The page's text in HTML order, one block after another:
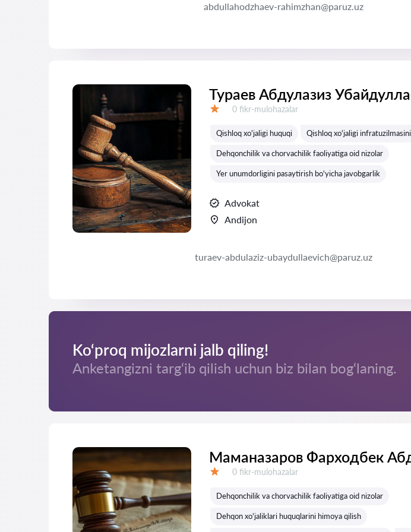
abdullahodzhaev-rahimzhan@paruz.uz
Тураев Абдулазиз
Fikrlar:
0 fikr-mulohazalar
Qishloq xo'jaligi huquqi Qishloq xo'jaligi
Dehqonchilik va chorvachilik faoliyatiga oid nizolar
Yer unumdorligini pasaytirish bo'yicha javobgarlik
Advokat
Andijon
turaev-abdulaziz-ubaydullaevich@paruz.uz
Ko‘proq mijozlarni jalb qiling!
Anketangizni targ‘ib qilish uchun biz bilan bog‘laning.
Маманазаров Фарходбек
Fikrlar:
0 fikr-mulohazalar
Dehqonchilik va chorvachilik faoliyatiga oid nizolar
Dehqon xo'jaliklari huquqlarini himoya qilish